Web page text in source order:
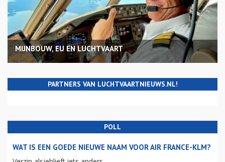
MIJNBOUW, EU EN LUCHTVAART
PARTNERS VAN LUCHTVAARTNIEUWS.NL!
POLL
WAT IS EEN GOEDE NIEUWE NAAM VOOR AIR FRANCE-KLM?